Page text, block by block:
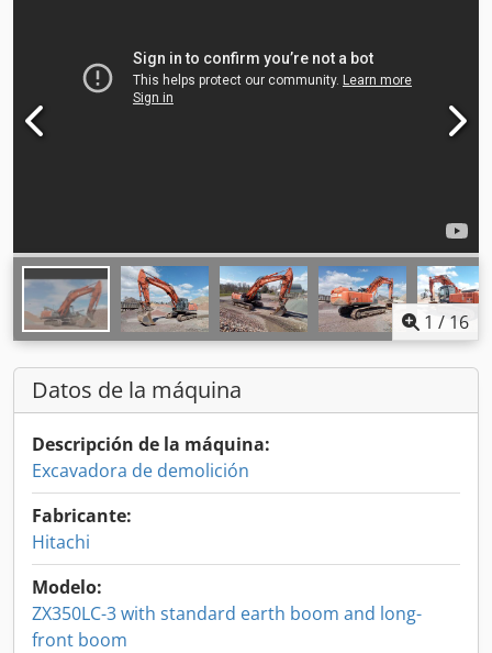
1 / 16
Datos de la máquina
Descripción de la máquina:
Excavadora de demolición
Fabricante:
Hitachi
Modelo:
ZX350LC-3 with standard earth boom and long-
front boom